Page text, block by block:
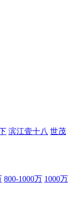
滨江壹十八 世茂
800-1000万 1000万